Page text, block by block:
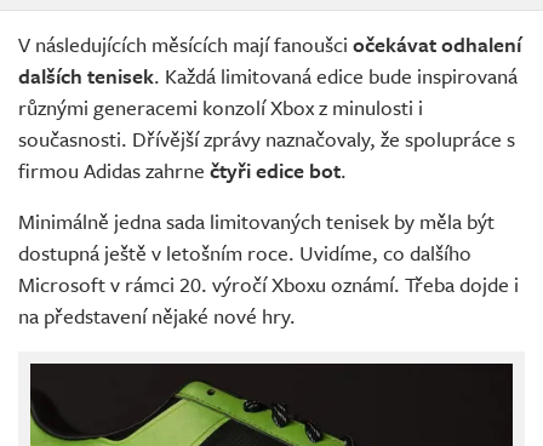
V následujících měsících mají fanoušci očekávat odhalení
dalších tenisek. Každá limitovaná edice bude inspirovaná
různými generacemi konzolí Xbox z minulosti i
současnosti. Dřívější zprávy naznačovaly, že spolupráce s
firmou Adidas zahrne čtyři edice bot.
Minimálně jedna sada limitovaných tenisek by měla být
dostupná ještě v letošním roce. Uvidíme, co dalšího
Microsoft v rámci 20. výročí Xboxu oznámí. Třeba dojde i
na představení nějaké nové hry.